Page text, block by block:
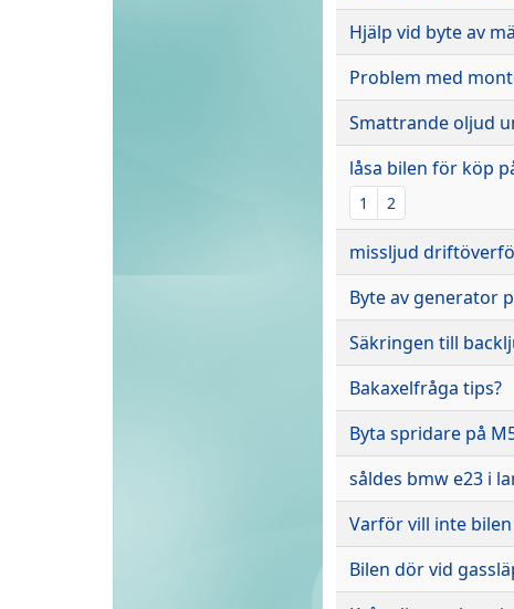
Hjälp vid byte av
Problem med
Smattrande oljud
låsa bilen för köp
1 2
missljud
Byte av generator
Säkringen till
Bakaxelfråga tips?
Byta spridare på
såldes bmw e23 i
Varför vill inte
Bilen dör vid